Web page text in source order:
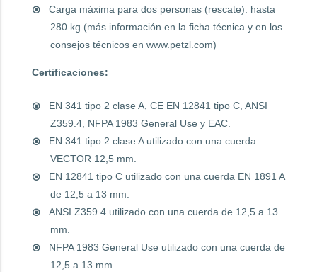
Carga máxima para dos personas (rescate): hasta
280 kg (más información en la ficha técnica y en los
consejos técnicos en www.petzl.com)
Certificaciones:
EN 341 tipo 2 clase A, CE EN 12841 tipo C, ANSI
Z359.4, NFPA 1983 General Use y EAC.
EN 341 tipo 2 clase A utilizado con una cuerda
VECTOR 12,5 mm.
EN 12841 tipo C utilizado con una cuerda EN 1891 A
de 12,5 a 13 mm.
ANSI Z359.4 utilizado con una cuerda de 12,5 a 13
mm.
NFPA 1983 General Use utilizado con una cuerda de
12,5 a 13 mm.